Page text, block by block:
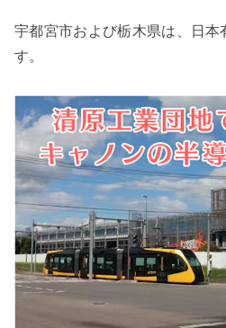
宇都宮市および栃木県は、日本
す。